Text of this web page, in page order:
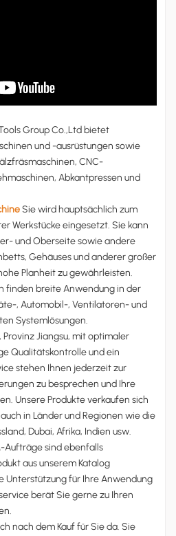
عربي
Tiếng Việt
Group Co.,Ltd bietet
und -ausrüstungen sowie
CNC-
Abkantpressen und
Sie wird hauptsächlich zum
Werkstücke eingesetzt. Sie kann
und Oberseite sowie andere
Gehäuses und anderer großer
Planheit zu gewährleisten.
finden breite Anwendung in der
, Automobil-, Ventilatoren- und
Systemlösungen.
Jiangsu, mit optimaler
Qualitätskontrolle und ein
stehen Ihnen jederzeit zur
zu besprechen und Ihre
Unsere Produkte verkaufen sich
in Länder und Regionen wie die
Dubai, Afrika, Indien usw.
Aufträge sind ebenfalls
aus unserem Katalog
Unterstützung für Ihre Anwendung
berät Sie gerne zu Ihren
nach dem Kauf für Sie da. Sie